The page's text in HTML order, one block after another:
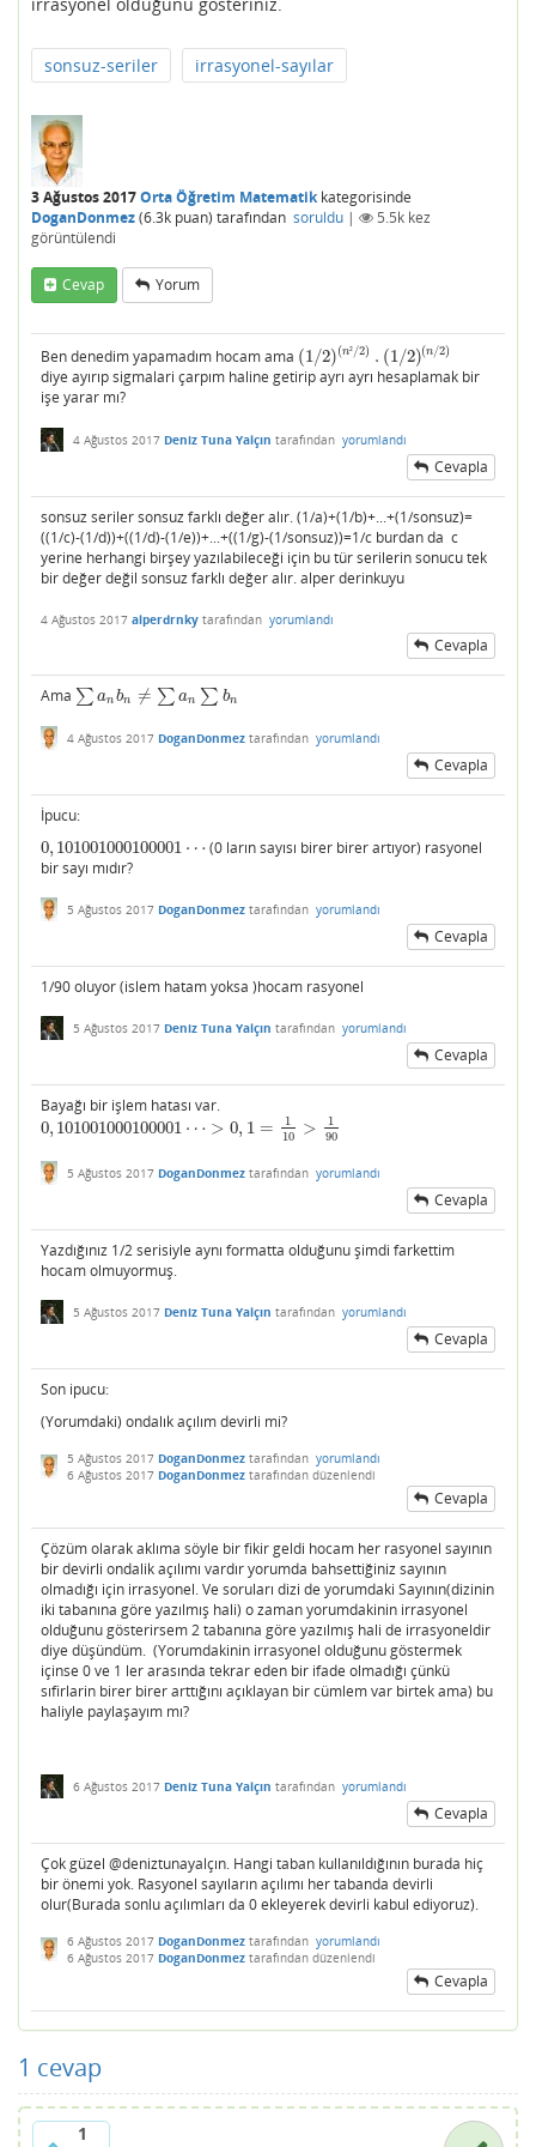
sonsuz-seriler irrasyonel-sayılar
3 Ağustos 2017Orta Öğretim Matematikkategorisinde
DoganDonmez(6.3k puan) tarafından soruldu | 5.5k kez
görüntülendi
Cevap Yorum
Ben denedim yapamadım hocam ama (1/2)(n²/2) . (1/2)(n/2)
(1/2)(n²/2). 1 /2)(n/2)
diye ayırıp sigmalari çarpım haline getirip ayrı ayrı hesaplamak bir
işe yarar mı?
4 Ağustos 2017 Deniz Tuna Yalçın tarafından yorumlandı
Cevapla
sonsuz seriler sonsuz farklı değer alır. (1/a)+(1/b)+...+(1/sonsuz)=
((1/c)-(1/d))+((1/d)-(1/e))+...+((1/g)-(1/sonsuz))=1/c burdan da c
yerine herhangi birşey yazılabileceği için bu tür serilerin sonucu tek
bir değer değil sonsuz farklı değer alır. alper derinkuyu
4 Ağustos 2017 alperdrnky tarafından yorumlandı
Cevapla
Ama ∑ an bn ≠ ∑ an ∑ bn
∑ anbn≠∑ an ∑b n
4 Ağustos 2017 DoganDonmez tarafından yorumlandı
Cevapla
İpucu:
0, 101001000100001 ⋯
0, 101001000100001⋯
(0 ların sayısı birer birer artıyor) rasyonel
bir sayı mıdır?
5 Ağustos 2017 DoganDonmez tarafından yorumlandı
Cevapla
1/90 oluyor (islem hatam yoksa )hocam rasyonel
5 Ağustos 2017 Deniz Tuna Yalçın tarafından yorumlandı
Cevapla
Bayağı bir işlem hatası var.
0, 101001000100001 ⋯ > 0, 1 =
1
10
>
1
90
0, 101001000100001⋯ > 0 ,1= 110 >190
5 Ağustos 2017 DoganDonmez tarafından yorumlandı
Cevapla
Yazdığınız 1/2 serisiyle aynı formatta olduğunu şimdi farkettim
hocam olmuyormuş.
5 Ağustos 2017 Deniz Tuna Yalçın tarafından yorumlandı
Cevapla
Son ipucu:
(Yorumdaki) ondalık açılım devirli mi?
5 Ağustos 2017 DoganDonmez tarafından yorumlandı
6 Ağustos 2017 DoganDonmez tarafından düzenlendi
Cevapla
Çözüm olarak aklıma söyle bir fikir geldi hocam her rasyonel sayının
bir devirli ondalik açılımı vardır yorumda bahsettiğiniz sayının
olmadığı için irrasyonel. Ve soruları dizi de yorumdaki Sayının(dizinin
iki tabanına göre yazılmış hali) o zaman yorumdakinin irrasyonel
olduğunu gösterirsem 2 tabanına göre yazılmış hali de irrasyoneldir
diye düşündüm. (Yorumdakinin irrasyonel olduğunu göstermek
içinse 0 ve 1 ler arasında tekrar eden bir ifade olmadığı çünkü
sıfirlarin birer birer arttığını açıklayan bir cümlem var birtek ama) bu
haliyle paylaşayım mı?
6 Ağustos 2017 Deniz Tuna Yalçın tarafından yorumlandı
Cevapla
Çok güzel @deniztunayalçın. Hangi taban kullanıldığının burada hiç
bir önemi yok. Rasyonel sayıların açılımı her tabanda devirli
olur(Burada sonlu açılımları da 0 ekleyerek devirli kabul ediyoruz).
6 Ağustos 2017 DoganDonmez tarafından yorumlandı
6 Ağustos 2017 DoganDonmez tarafından düzenlendi
Cevapla
1 cevap
1